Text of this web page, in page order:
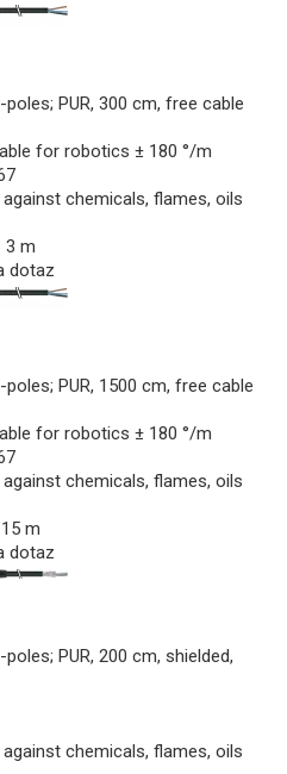
PUR, 300 cm, free cable
for robotics ± 180 °/m
chemicals, flames, oils
3 m
dotaz
PUR, 1500 cm, free cable
for robotics ± 180 °/m
chemicals, flames, oils
15 m
dotaz
PUR, 200 cm, shielded,
chemicals, flames, oils